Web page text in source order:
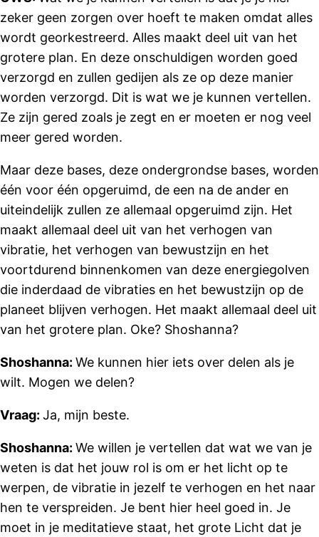
zeker geen zorgen over hoeft te maken omdat alles
wordt georkestreerd. Alles maakt deel uit van het
grotere plan. En deze onschuldigen worden goed
verzorgd en zullen gedijen als ze op deze manier
worden verzorgd. Dit is wat we je kunnen vertellen.
Ze zijn gered zoals je zegt en er moeten er nog veel
meer gered worden.
Maar deze bases, deze ondergrondse bases, worden
één voor één opgeruimd, de een na de ander en
uiteindelijk zullen ze allemaal opgeruimd zijn. Het
maakt allemaal deel uit van het verhogen van
vibratie, het verhogen van bewustzijn en het
voortdurend binnenkomen van deze energiegolven
die inderdaad de vibraties en het bewustzijn op de
planeet blijven verhogen. Het maakt allemaal deel uit
van het grotere plan. Oke? Shoshanna?
Shoshanna: We kunnen hier iets over delen als je
wilt. Mogen we delen?
Vraag: Ja, mijn beste.
Shoshanna: We willen je vertellen dat wat we van je
weten is dat het jouw rol is om er het licht op te
werpen, de vibratie in jezelf te verhogen en het naar
hen te verspreiden. Je bent hier heel goed in. Je
moet in je meditatieve staat, het grote Licht dat je